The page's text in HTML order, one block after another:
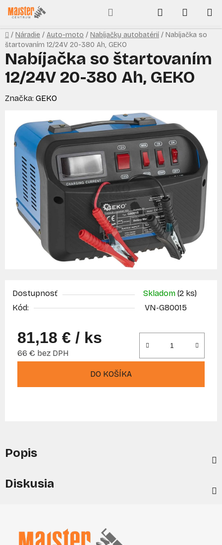
Prejsť
na
obsah
Hľadať
KOŠÍK
Domov
/ Náradie / Auto-moto / Nabíjačky autobatérií / Nabíjačka so
štartovaním 12/24V 20-380 Ah, GEKO
Dostupnosť Skladom (2 ks)
Kód:
VN-G80015
81,18 € / ks
66 € bez DPH
DO KOŠÍKA
Nabíjačka so štartovaním
12/24V 20-380 Ah, GEKO
Značka: GEKO
Popis
Diskusia